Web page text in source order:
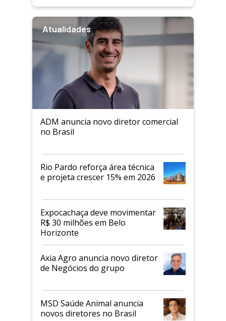
Atualidades
ADM anuncia novo diretor comercial
no Brasil
Rio Pardo reforça área técnica
e projeta crescer 15% em 2026
Expocachaça deve movimentar
R$ 30 milhões em Belo
Horizonte
Axia Agro anuncia novo diretor
de Negócios do grupo
MSD Saúde Animal anuncia
novos diretores no Brasil